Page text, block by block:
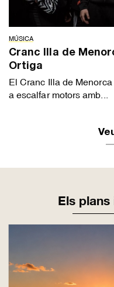
MÚSICA
Cranc Illa de
Ortiga
El Cranc Illa de
a escalfar motors amb...
Els